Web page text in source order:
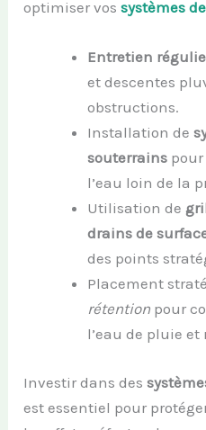
optimiser vossystèmes
Entretien
et descentes
obstructions.
Installation de
souterrains
l’eau loin de la
Utilisation de
drains de
des points
Placement
rétention pour
l’eau de pluie
Investir dans des
est essentiel pour